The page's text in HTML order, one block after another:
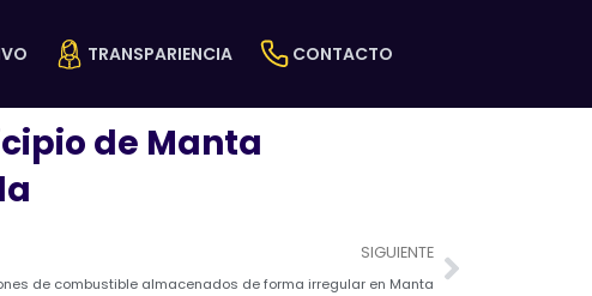
TRANSPARIENCIA CONTACTO
de Manta
SIGUIENTE
de combustible almacenados de forma irregular en Manta
Next